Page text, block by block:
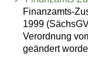
Finanzamts-
1999
Verordnung
geändert